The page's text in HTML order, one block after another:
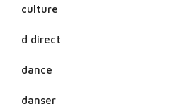
culture
d direct
dance
danser